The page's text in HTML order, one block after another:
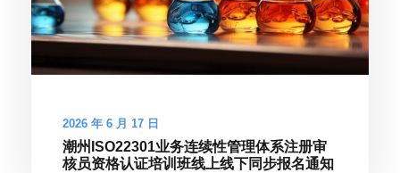
2026 年 6 月 17 日
潮州ISO22301业务连续性管理体系注册审
核员资格认证培训班线上线下同步报名通知